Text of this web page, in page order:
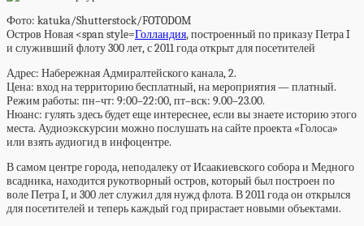
Фото: katuka/Shutterstock/FOTODOM
Остров Новая <span style=Голландия, построенный по приказу Петра I
и служивший флоту 300 лет, с 2011 года открыт для посетителей
Адрес: Набережная Адмиралтейского канала, 2.
Цена: вход на территорию бесплатный, на мероприятия — платный.
Режим работы: пн–чт: 9:00–22:00, пт–вск: 9.00–23.00.
Нюанс: гулять здесь будет еще интереснее, если вы знаете историю этого
места. Аудиоэкскурсии можно послушать на сайте проекта «Голоса»
или взять аудиогид в инфоцентре.
В самом центре города, неподалеку от Исаакиевского собора и Медного
всадника, находится рукотворный остров, который был построен по
воле Петра I, и 300 лет служил для нужд флота. В 2011 года он открылся
для посетителей и теперь каждый год прирастает новыми объектами.